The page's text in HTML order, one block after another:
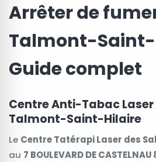
Arrêter de
Talmont-
Guide complet
Centre Anti-Tabac
Talmont-Saint-Hilaire
Le Centre Tatérapi Laser des
au 7 BOULEVARD DE CASTELNAU